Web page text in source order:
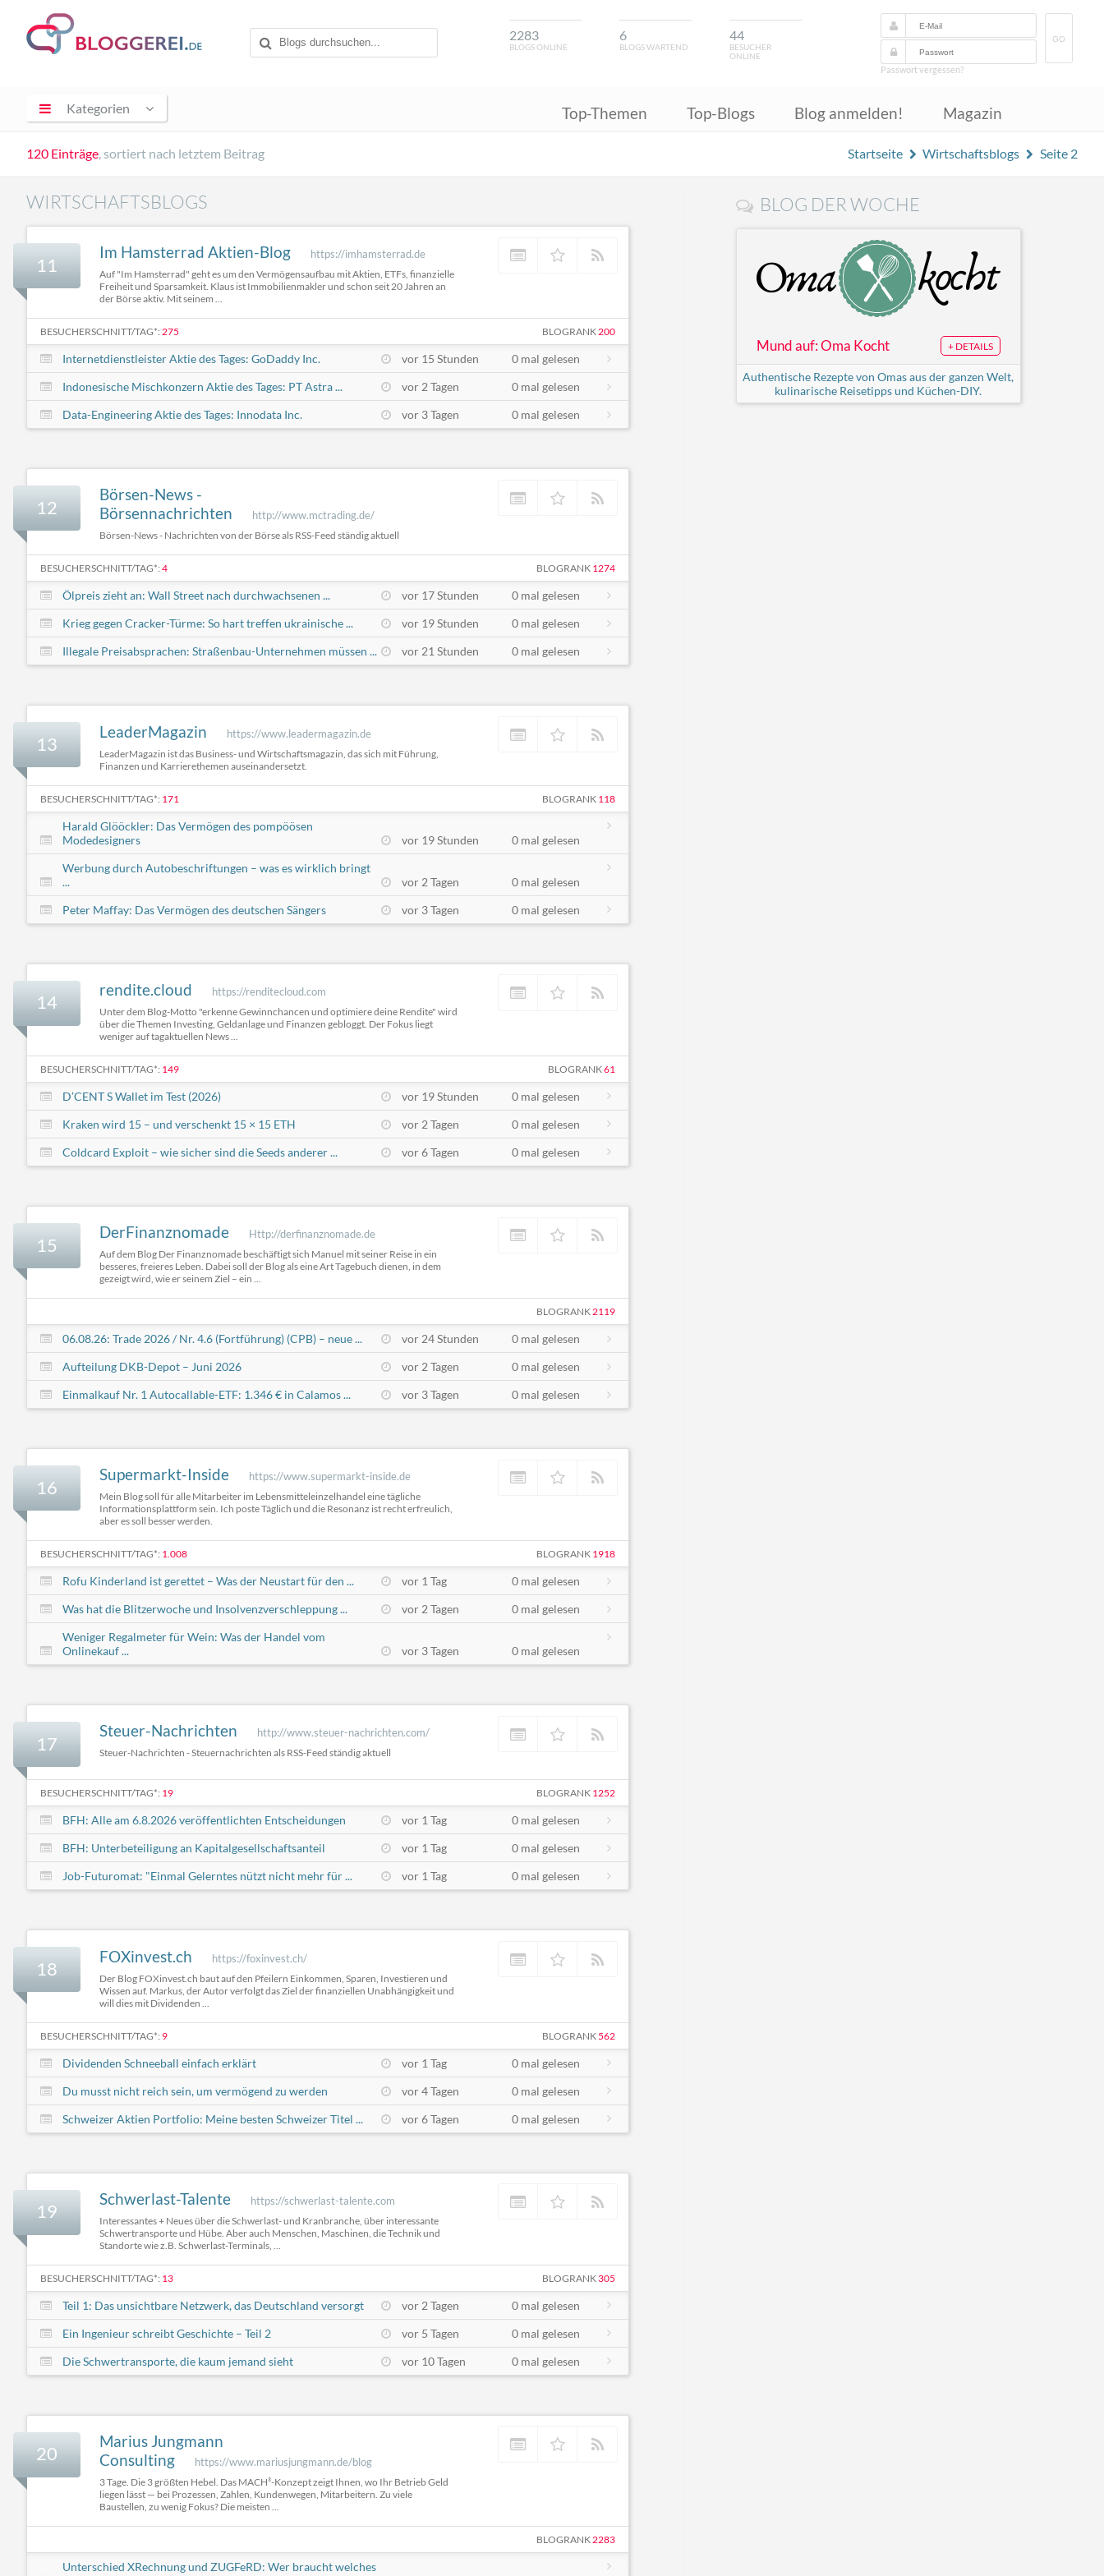
2283
BLOGS ONLINE
6
BLOGS WARTEND
44
BESUCHER
ONLINE
GO
Passwort vergessen?
Kategorien Top-Themen Top-Blogs Blog anmelden! Magazin
120 Einträge, sortiert nach letztem Beitrag Startseite Wirtschaftsblogs Seite 2
WIRTSCHAFTSBLOGS
11
Im Hamsterrad Aktien-Blog https://imhamsterrad.de
Auf "Im Hamsterrad" geht es um den Vermögensaufbau mit Aktien, ETFs, finanzielle
Freiheit und Sparsamkeit. Klaus ist Immobilienmakler und schon seit 20 Jahren an
der Börse aktiv. Mit seinem ...
BESUCHERSCHNITT/TAG*: 275 BLOGRANK200
Internetdienstleister Aktie des Tages: GoDaddy Inc. vor 15 Stunden
0 mal gelesen
Indonesische Mischkonzern Aktie des Tages: PT Astra ...
vor 2 Tagen
0 mal gelesen
Data-Engineering Aktie des Tages: Innodata Inc.
vor 3 Tagen 0 mal gelesen
12
Börsen-News -
Börsennachrichten
http://www.mctrading.de/
Börsen-News - Nachrichten von der Börse als RSS-Feed ständig aktuell
BESUCHERSCHNITT/TAG*: 4 BLOGRANK 1274
Ölpreis zieht an: Wall Street nach durchwachsenen ... vor 17 Stunden
0 mal gelesen
Krieg gegen Cracker-Türme: So hart treffen ukrainische ...
vor 19 Stunden
0 mal gelesen
Illegale Preisabsprachen: Straßenbau-Unternehmen müssen ...
vor 21 Stunden 0 mal gelesen
13
LeaderMagazin https://www.leadermagazin.de
LeaderMagazin ist das Business- und Wirtschaftsmagazin, das sich mit Führung,
Finanzen und Karrierethemen auseinandersetzt.
BESUCHERSCHNITT/TAG*: 171 BLOGRANK 118
Harald Glööckler: Das Vermögen des pompöösen
Modedesigners
vor 19 Stunden
0 mal gelesen
Werbung durch Autobeschriftungen – was es wirklich bringt
...
vor 2 Tagen
0 mal gelesen
Peter Maffay: Das Vermögen des deutschen Sängers
vor 3 Tagen 0 mal gelesen
14
rendite.cloud https://renditecloud.com
Unter dem Blog-Motto "erkenne Gewinnchancen und optimiere deine Rendite" wird
über die Themen Investing, Geldanlage und Finanzen gebloggt. Der Fokus liegt
weniger auf tagaktuellen News ...
BESUCHERSCHNITT/TAG*: 149 BLOGRANK61
D’CENT S Wallet im Test (2026) vor 19 Stunden
0 mal gelesen
Kraken wird 15 – und verschenkt 15 × 15 ETH
vor 2 Tagen
0 mal gelesen
Coldcard Exploit – wie sicher sind die Seeds anderer ...
vor 6 Tagen 0 mal gelesen
15
DerFinanznomade Http://derfinanznomade.de
Auf dem Blog Der Finanznomade beschäftigt sich Manuel mit seiner Reise in ein
besseres, freieres Leben. Dabei soll der Blog als eine Art Tagebuch dienen, in dem
gezeigt wird, wie er seinem Ziel – ein ...
BLOGRANK 2119
06.08.26: Trade 2026 / Nr. 4.6 (Fortführung) (CPB) – neue ... vor 24 Stunden
0 mal gelesen
Aufteilung DKB-Depot – Juni 2026
vor 2 Tagen
0 mal gelesen
Einmalkauf Nr. 1 Autocallable-ETF: 1.346 € in Calamos ...
vor 3 Tagen 0 mal gelesen
16
Supermarkt-Inside https://www.supermarkt-inside.de
Mein Blog soll für alle Mitarbeiter im Lebensmitteleinzelhandel eine tägliche
Informationsplattform sein. Ich poste Täglich und die Resonanz ist recht erfreulich,
aber es soll besser werden.
BESUCHERSCHNITT/TAG*: 1.008 BLOGRANK 1918
Rofu Kinderland ist gerettet – Was der Neustart für den ... vor 1 Tag
0 mal gelesen
Was hat die Blitzerwoche und Insolvenzverschleppung ...
vor 2 Tagen
0 mal gelesen
Weniger Regalmeter für Wein: Was der Handel vom
Onlinekauf ...
vor 3 Tagen 0 mal gelesen
17
Steuer-Nachrichten http://www.steuer-nachrichten.com/
Steuer-Nachrichten - Steuernachrichten als RSS-Feed ständig aktuell
BESUCHERSCHNITT/TAG*: 19 BLOGRANK 1252
BFH: Alle am 6.8.2026 veröffentlichten Entscheidungen vor 1 Tag
0 mal gelesen
BFH: Unterbeteiligung an Kapitalgesellschaftsanteil
vor 1 Tag
0 mal gelesen
Job-Futuromat: "Einmal Gelerntes nützt nicht mehr für ...
vor 1 Tag 0 mal gelesen
18
FOXinvest.ch https://foxinvest.ch/
Der Blog FOXinvest.ch baut auf den Pfeilern Einkommen, Sparen, Investieren und
Wissen auf. Markus, der Autor verfolgt das Ziel der finanziellen Unabhängigkeit und
will dies mit Dividenden ...
BESUCHERSCHNITT/TAG*: 9 BLOGRANK 562
Dividenden Schneeball einfach erklärt vor 1 Tag
0 mal gelesen
Du musst nicht reich sein, um vermögend zu werden
vor 4 Tagen
0 mal gelesen
Schweizer Aktien Portfolio: Meine besten Schweizer Titel ...
vor 6 Tagen 0 mal gelesen
19
Schwerlast-Talente https://schwerlast-talente.com
Interessantes + Neues über die Schwerlast- und Kranbranche, über interessante
Schwertransporte und Hübe. Aber auch Menschen, Maschinen, die Technik und
Standorte wie z.B. Schwerlast-Terminals, ...
BESUCHERSCHNITT/TAG*: 13 BLOGRANK305
Teil 1: Das unsichtbare Netzwerk, das Deutschland versorgt vor 2 Tagen
0 mal gelesen
Ein Ingenieur schreibt Geschichte – Teil 2
vor 5 Tagen
0 mal gelesen
Die Schwertransporte, die kaum jemand sieht
vor 10 Tagen 0 mal gelesen
20
Marius Jungmann
Consulting
https://www.mariusjungmann.de/blog
3 Tage. Die 3 größten Hebel. Das MACH³-Konzept zeigt Ihnen, wo Ihr Betrieb Geld
liegen lässt — bei Prozessen, Zahlen, Kundenwegen, Mitarbeitern. Zu viele
Baustellen, zu wenig Fokus? Die meisten ...
BLOGRANK 2283
Unterschied XRechnung und ZUGFeRD: Wer braucht welches
BLOG DER WOCHE
Mund auf: Oma Kocht + DETAILS
Authentische Rezepte von Omas aus der ganzen Welt,
kulinarische Reisetipps und Küchen-DIY.